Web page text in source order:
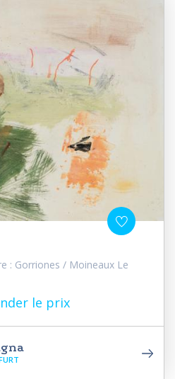
: Gorriones / Moineaux Le
le prix